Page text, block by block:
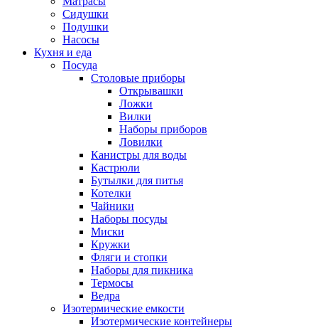
Сидушки
Подушки
Насосы
Кухня и еда
Посуда
Столовые приборы
Открывашки
Ложки
Вилки
Наборы приборов
Ловилки
Канистры для воды
Кастрюли
Бутылки для питья
Котелки
Чайники
Наборы посуды
Миски
Кружки
Фляги и стопки
Наборы для пикника
Термосы
Ведра
Изотермические емкости
Изотермические контейнеры